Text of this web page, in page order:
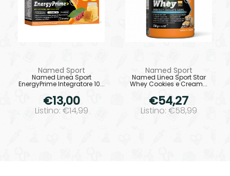
Named Sport
Named Linea Sport
EnergyPrime Integratore 10...
€13,00
Listino: €14,99
Named Sport
Named Linea Sport Star
Whey Cookies e Cream...
€54,27
Listino: €58,99